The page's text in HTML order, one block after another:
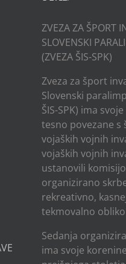
ZVEZA ZA ŠPORT
SLOVENSKI
(ZVEZA ŠIS-SPK)
Zveza za šport
Slovenski
ŠIS-SPK) ima
tesno povezane
vojaških vojnih
vojaških vojnih
ustanovili
organizirano
rekreativno,
tekmovalno
Sedanja
ima svoje